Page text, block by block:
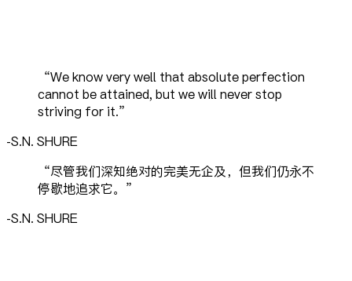
“We know very well that absolute perfection
cannot be attained, but we will never stop
striving for it.”
-S.N. SHURE
“尽管我们深知绝对的完美无企及，但我们仍永不
停歇地追求它。”
-S.N. SHURE